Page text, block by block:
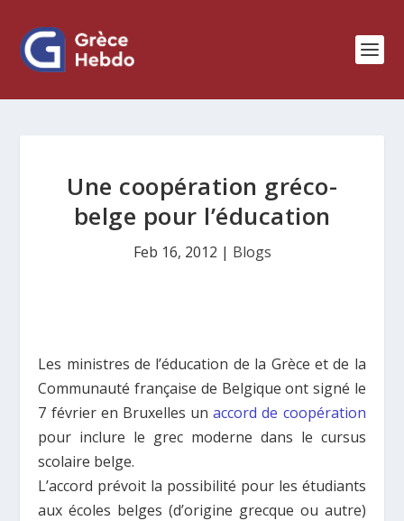
Une coopération gréco-
belge pour l’éducation
Feb 16, 2012 | Blogs
Les ministres de l’éducation de la Grèce et de la
Communauté française de Belgique ont signé le
7 février en Bruxelles unaccord de coopération
pour inclure le grec moderne dans le cursus
scolaire belge.
L’accord prévoit la possibilité pour les étudiants
aux écoles belges (d’origine grecque ou autre)